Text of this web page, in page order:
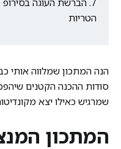
הטריות
הנה המתכון שמלווה אותי
סודות ההכנה הקטנים
שמרגיש כאילו יצא
המתכון